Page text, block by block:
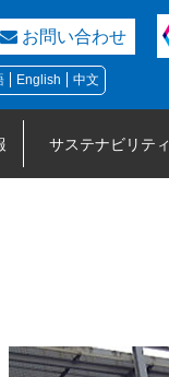
お問い合わせ
English 中文
サステナビリティ